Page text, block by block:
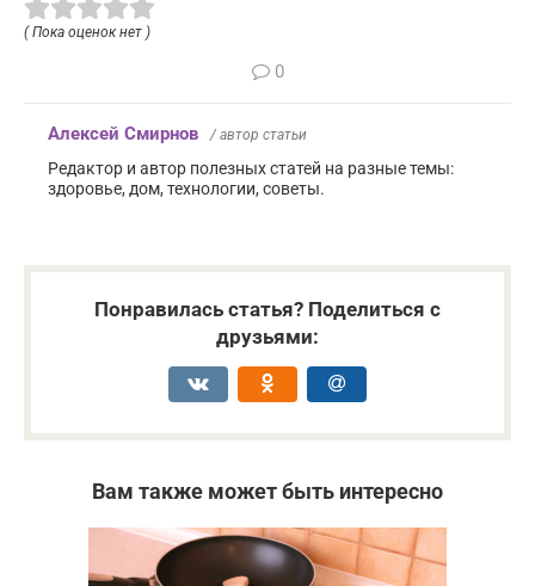
( Пока оценок нет )
0
Алексей Смирнов / автор статьи
Редактор и автор полезных статей на разные темы:
здоровье, дом, технологии, советы.
Понравилась статья? Поделиться с
друзьями:
Вам также может быть интересно